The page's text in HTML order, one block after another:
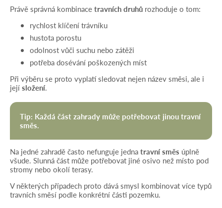
Právě správná kombinacetravních druhů rozhoduje o tom:
rychlost klíčení trávníku
hustota porostu
odolnost vůči suchu nebo zátěži
potřeba dosévání poškozených míst
Při výběru se proto vyplatí sledovat nejen název směsi, ale i
jejísložení.
Tip: Každá část zahrady může potřebovat jinou travní
směs.
Na jedné zahradě často nefunguje jednatravní směs úplně
všude. Slunná část může potřebovat jiné osivo než místo pod
stromy nebo okolí terasy.
V některých případech proto dává smysl kombinovat více typů
travních směsí podle konkrétní části pozemku.